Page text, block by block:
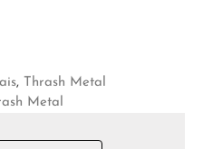
,
Thrash Metal
Metal